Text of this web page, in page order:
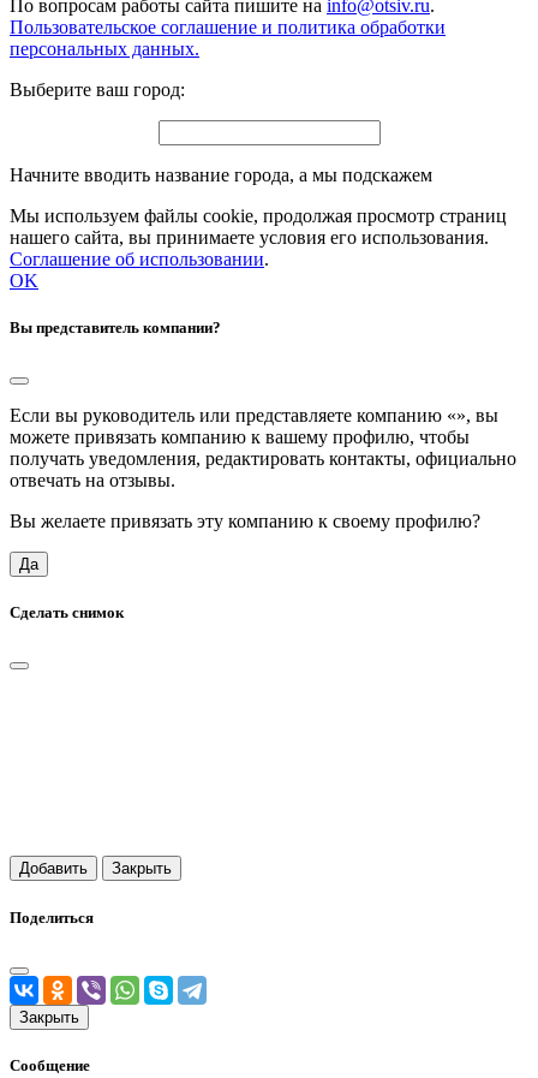
По вопросам работы сайта пишите на info@otsiv.ru.
Пользовательское соглашение и политика обработки
персональных данных.
Выберите ваш город:
Начните вводить название города, а мы подскажем
Мы используем файлы cookie, продолжая просмотр страниц
нашего сайта, вы принимаете условия его использования.
Соглашение об использовании.
OK
Вы представитель компании?
Если вы руководитель или представляете компанию «», вы
можете привязать компанию к вашему профилю, чтобы
получать уведомления, редактировать контакты, официально
отвечать на отзывы.
Вы желаете привязать эту компанию к своему профилю?
Да
Сделать снимок
Добавить Закрыть
Поделиться
Закрыть
Сообщение